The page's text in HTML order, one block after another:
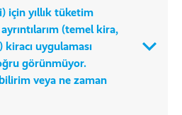
için yıllık tüketim
(temel kira,
uygulaması
görünmüyor.
veya ne zaman